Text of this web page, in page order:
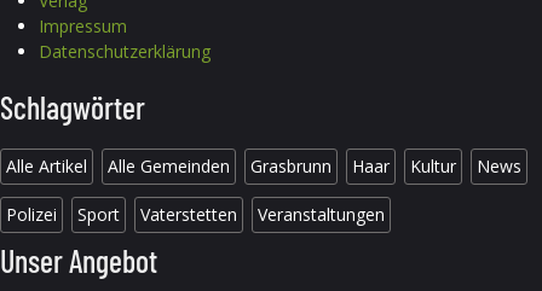
Impressum
Datenschutzerklärung
Schlagwörter
Alle Artikel Alle Gemeinden Grasbrunn Haar Kultur News
Polizei Sport Vaterstetten Veranstaltungen
Unser Angebot